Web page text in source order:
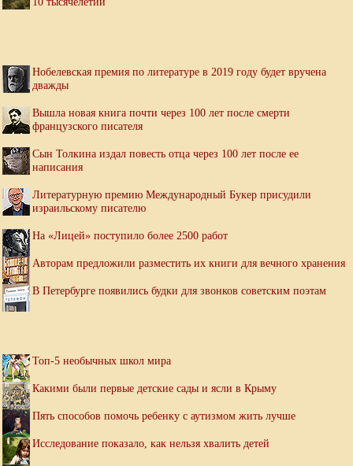
Нобелевская премия по литературе в 2019 году будет вручена
дважды
Вышла новая книга почти через 100 лет после смерти
французского писателя
Сын Толкина издал повесть отца через 100 лет после ее
написания
Литературную премию Международный Букер присудили
израильскому писателю
На «Лицей» поступило более 2500 работ
Авторам предложили разместить их книги для вечного хранения
В Петербурге появились будки для звонков советским поэтам
Топ-5 необычных школ мира
Какими были первые детские сады и ясли в Крыму
Пять способов помочь ребенку с аутизмом жить лучше
Исследование показало, как нельзя хвалить детей